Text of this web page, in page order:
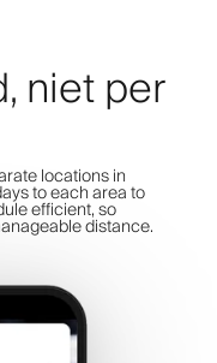
niet per
locations in
to each area to
efficient, so
distance.